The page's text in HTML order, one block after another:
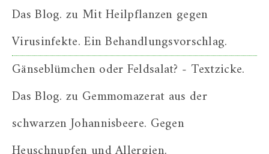
Das Blog. zu Mit Heilpflanzen gegen
Virusinfekte. Ein Behandlungsvorschlag.
Gänseblümchen oder Feldsalat? - Textzicke.
Das Blog. zu Gemmomazerat aus der
schwarzen Johannisbeere. Gegen